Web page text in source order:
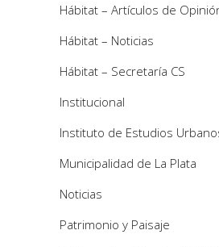
Hábitat – Artículos de
Hábitat – Noticias
Hábitat – Secretaría CS
Institucional
Instituto de Estudios
Municipalidad de La Plata
Noticias
Patrimonio y Paisaje